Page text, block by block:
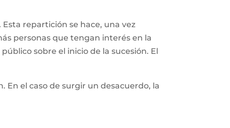
repartición se hace, una vez
personas que tengan interés en la
sobre el inicio de la sucesión. El
En el caso de surgir un desacuerdo, la